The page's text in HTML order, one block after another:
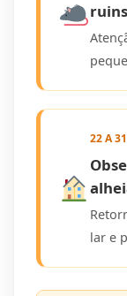
ruins
22 A
lar e